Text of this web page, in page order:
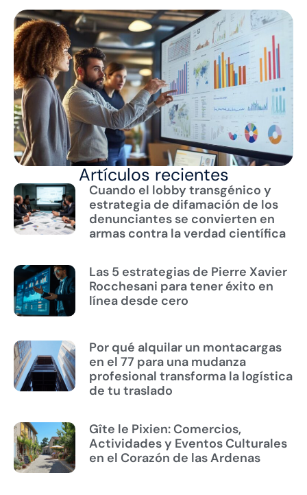
Artículos recientes
Cuando el lobby transgénico y
estrategia de difamación de los
denunciantes se convierten en
armas contra la verdad científica
Las 5 estrategias de Pierre Xavier
Rocchesani para tener éxito en
línea desde cero
Por qué alquilar un montacargas
en el 77 para una mudanza
profesional transforma la logística
de tu traslado
Gîte le Pixien: Comercios,
Actividades y Eventos Culturales
en el Corazón de las Ardenas